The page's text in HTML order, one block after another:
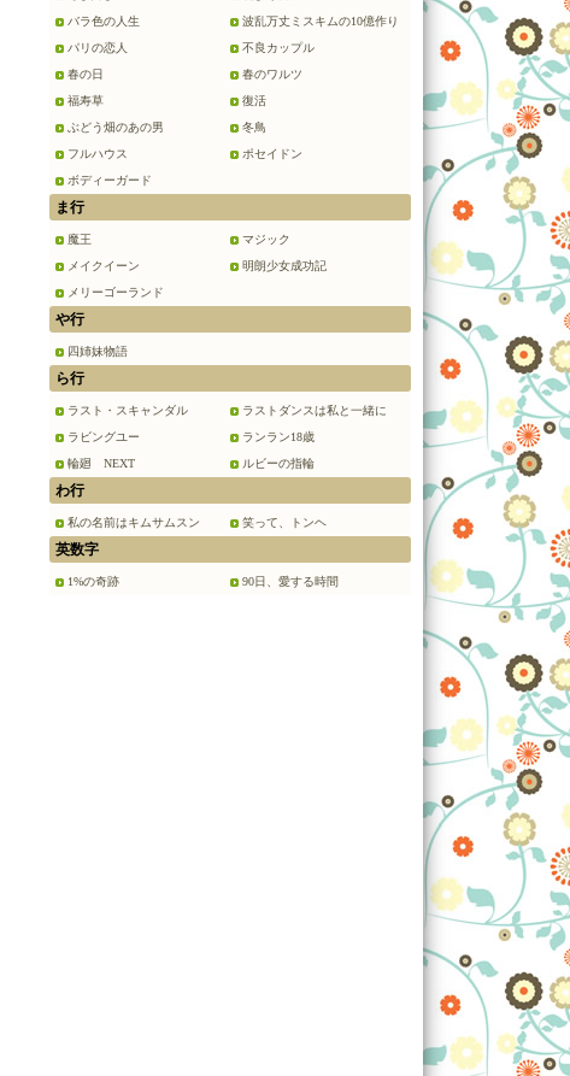
バラ色の人生
波乱万丈ミスキムの10億作り
パリの恋人
不良カップル
春の日
春のワルツ
福寿草
復活
ぶどう畑のあの男
冬鳥
フルハウス
ポセイドン
ボディーガード
ま行
魔王
マジック
メイクイーン
明朗少女成功記
メリーゴーランド
や行
四姉妹物語
ら行
ラスト・スキャンダル
ラストダンスは私と一緒に
ラビングユー
ランラン18歳
輪廻 NEXT
ルビーの指輪
わ行
私の名前はキムサムスン 笑って、トンヘ
英数字
1%の奇跡 90日、愛する時間